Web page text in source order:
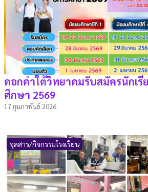
ดอกคำใต้วิทยาคมรับสมัครนักเรี
ศึกษา 2569
17 กุมภาพันธ์ 2026
จุลสาร/กิจกรรมโรงเรียน